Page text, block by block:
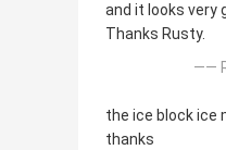
and it looks very
Thanks Rusty.
——
the ice block ice
thanks